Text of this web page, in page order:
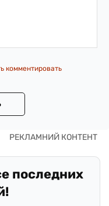
комментировать
последних